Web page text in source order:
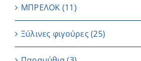
ΜΠΡΕΛΟΚ (11)
Ξύλινες φιγούρες(25)